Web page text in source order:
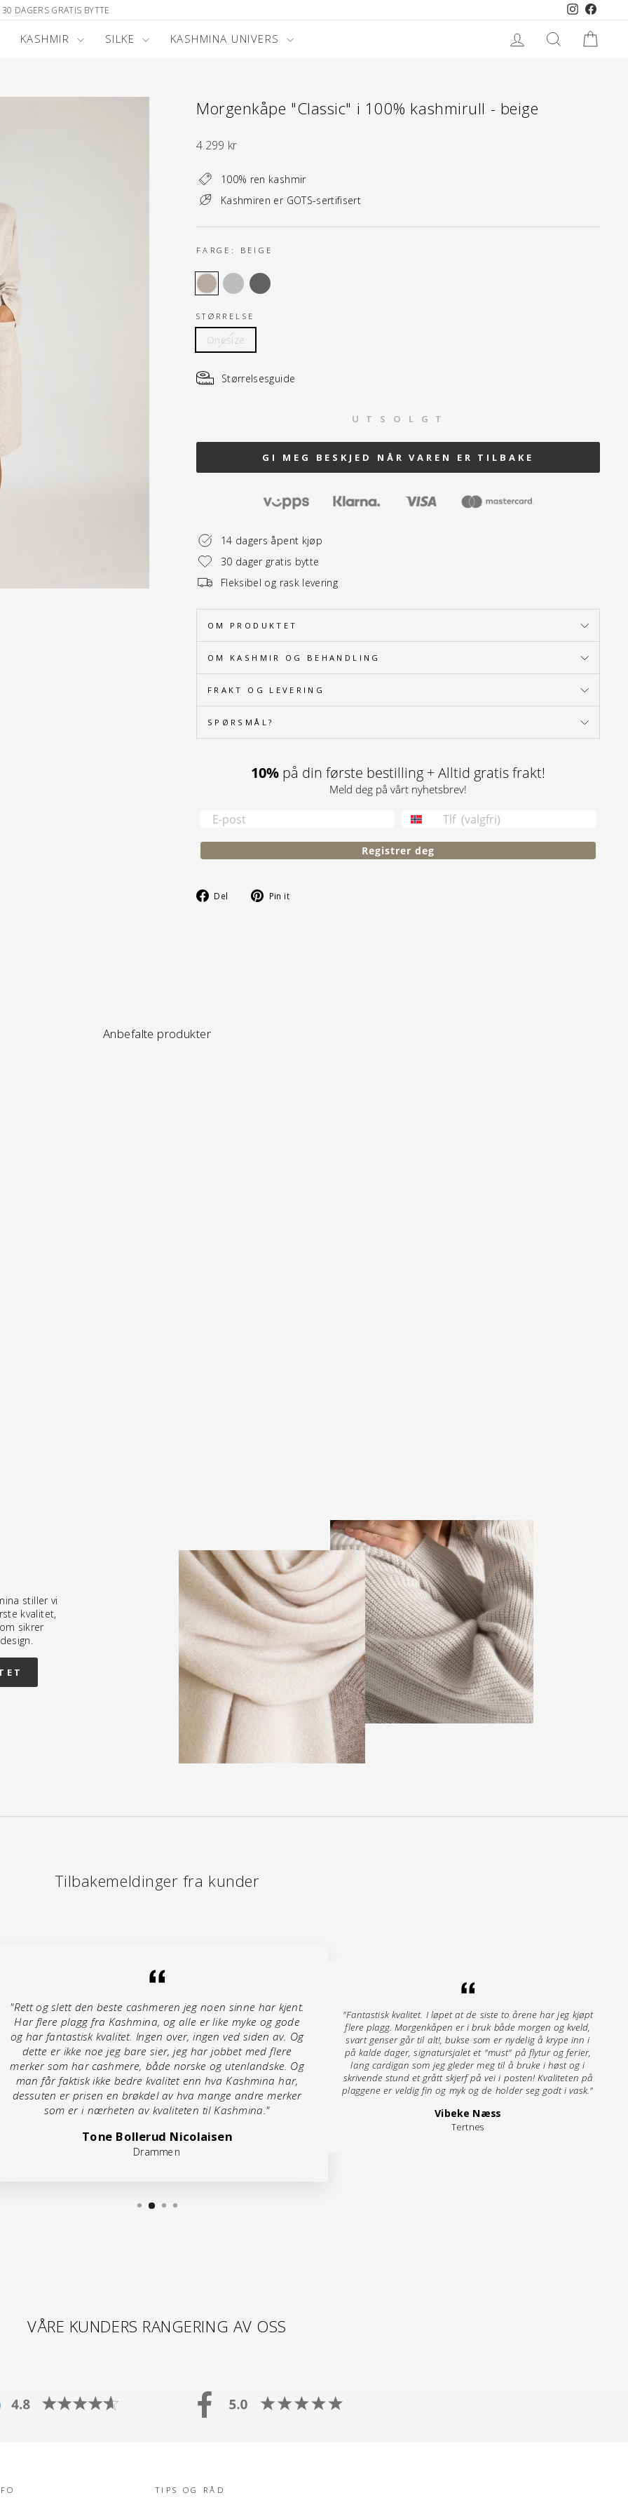
30 DAGERS GRATIS BYTTE Instagram
KASHMIR SILKE KASHMINA UNIVERS LOGG INNSØK
Morgenkåpe "Classic" i 100% kashmirull - beige
Normal
4.299 kr
100% ren kashmir
Kashmiren er GOTS-sertifisert
FARGE: BEIGE
STØRRELSE
Onesize
Størrelsesguide
U T S O L G T
GI MEG BESKJED NÅR VAREN ER TILBAKE
14 dagers åpent kjøp
30 dager gratis bytte
Fleksibel og rask levering
OM PRODUKTET
OM KASHMIR OG BEHANDLING
FRAKT OG LEVERING
SPØRSMÅL?
10% på din første bestilling + Alltid gratis frakt!
Meld deg på vårt nyhetsbrev!
TELEFONNUMMER
Registrer deg
Del
Del
Pin it
Anbefalte produkter
stiller vi
kvalitet,
sikrer
Tilbakemeldinger fra kunder
"Rett og slett den beste cashmeren jeg noen sinne har kjent.
Har flere plagg fra Kashmina, og alle er like myke og gode
og har fantastisk kvalitet. Ingen over, ingen ved siden av. Og
dette er ikke noe jeg bare sier, jeg har jobbet med flere
merker som har cashmere, både norske og utenlandske. Og
man får faktisk ikke bedre kvalitet enn hva Kashmina har,
dessuten er prisen en brøkdel av hva mange andre merker
som er i nærheten av kvaliteten til Kashmina."
Tone Bollerud Nicolaisen
Drammen
"Fantastisk kvalitet. I løpet at de siste to årene har jeg kjøpt
flere plagg. Morgenkåpen er i bruk både morgen og kveld,
svart genser går til alt!, bukse som er nydelig å krype inn i
på kalde dager, signatursjalet et "must" på flytur og ferier,
lang cardigan som jeg gleder meg til å bruke i høst og i
skrivende stund et grått skjerf på vei i posten! Kvaliteten på
plaggene er veldig fin og myk og de holder seg godt i vask."
Vibeke Næss
Tertnes
VÅRE KUNDERS RANGERING AV OSS
TIPS OG RÅD